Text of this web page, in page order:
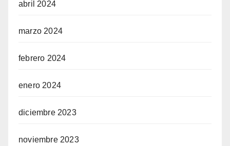
abril 2024
marzo 2024
febrero 2024
enero 2024
diciembre 2023
noviembre 2023